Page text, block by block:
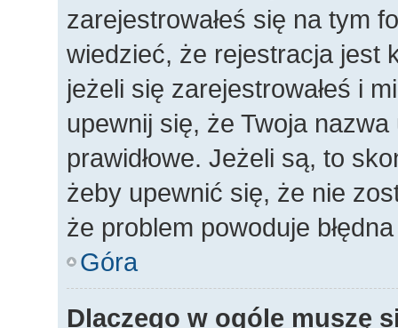
zarejestrowałeś się na tym
wiedzieć, że rejestracja jest
jeżeli się zarejestrowałeś i
upewnij się, że Twoja
prawidłowe. Jeżeli są, to
żeby upewnić się, że nie
że problem powoduje
Góra
Dlaczego w ogóle muszę